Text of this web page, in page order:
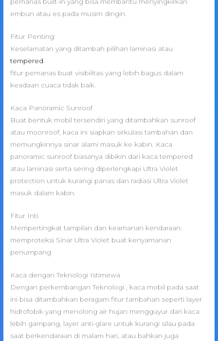
pemanas built-in yang bisa membantu menyingkirkan
embun atau es pada musim dingin.
Fitur Penting:
Keselamatan yang ditambah pilihan laminasi atau
tempered
fitur pemanas buat visibilitas yang lebih bagus dalam
keadaan cuaca tidak baik.
Kaca Panoramic Sunroof
Buat bentuk mobil tersendiri yang ditambahkan sunroof
atau moonroof, kaca ini siapkan sirkulasi tambahan dan
memungkinnya sinar alami masuk ke kabin. Kaca
panoramic sunroof biasanya dibikin dari kaca tempered
atau laminasi serta sering diperlengkapi Ultra Violet
protection untuk kurangi panas dan radiasi Ultra Violet
masuk dalam kabin.
Fitur Inti:
Mempertingkat tampilan dan keamanan kendaraan.
memproteksi Sinar Ultra Violet buat kenyamanan
penumpang.
Kaca dengan Teknologi Istimewa
Dengan perkembangan Teknologi , kaca mobil pada saat
ini bisa ditambahkan beragam fitur tambahan seperti layer
hidrofobik yang menolong air hujan mengguyur dari kaca
lebih gampang, layer anti-glare untuk kurangi silau pada
saat berkendaraan di malam hari, atau bahkan juga